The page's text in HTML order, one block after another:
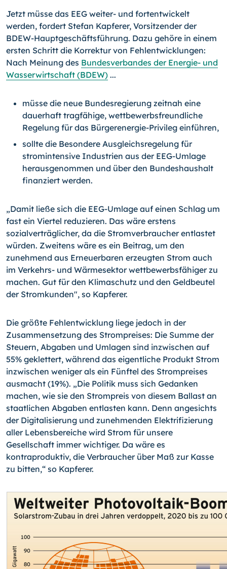
Jetzt müsse das EEG weiter- und fortentwickelt
werden, fordert Stefan Kapferer, Vorsitzender der
BDEW-Hauptgeschäftsführung. Dazu gehöre in einem
ersten Schritt die Korrektur von Fehlentwicklungen:
Nach Meinung des Bundesverbandes der Energie- und
Wasserwirtschaft (BDEW) ...
müsse die neue Bundesregierung zeitnah eine
dauerhaft tragfähige, wettbewerbsfreundliche
Regelung für das Bürgerenergie-Privileg einführen,
sollte die Besondere Ausgleichsregelung für
stromintensive Industrien aus der EEG-Umlage
herausgenommen und über den Bundeshaushalt
finanziert werden.
„Damit ließe sich die EEG-Umlage auf einen Schlag um
fast ein Viertel reduzieren. Das wäre erstens
sozialverträglicher, da die Stromverbraucher entlastet
würden. Zweitens wäre es ein Beitrag, um den
zunehmend aus Erneuerbaren erzeugten Strom auch
im Verkehrs- und Wärmesektor wettbewerbsfähiger zu
machen. Gut für den Klimaschutz und den Geldbeutel
der Stromkunden", so Kapferer.
Die größte Fehlentwicklung liege jedoch in der
Zusammensetzung des Strompreises: Die Summe der
Steuern, Abgaben und Umlagen sind inzwischen auf
55% geklettert, während das eigentliche Produkt Strom
inzwischen weniger als ein Fünftel des Strompreises
ausmacht (19%). „Die Politik muss sich Gedanken
machen, wie sie den Strompreis von diesem Ballast an
staatlichen Abgaben entlasten kann. Denn angesichts
der Digitalisierung und zunehmenden Elektrifizierung
aller Lebensbereiche wird Strom für unsere
Gesellschaft immer wichtiger. Da wäre es
kontraproduktiv, die Verbraucher über Maß zur Kasse
zu bitten,“ so Kapferer.